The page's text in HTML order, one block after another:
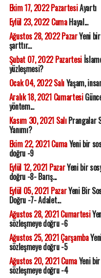
Ekim 17, 2022 PazartesiAyartı
Eylül 23, 2022 CumaHayal...
Ağustos 28, 2022 PazarYeni
şarttır...
Şubat 07, 2022 Pazartesi
yüzleşmesi?
Ocak 04, 2022 SalıYaşam,
Aralık 18, 2021 Cumartesi
yöntem...
Kasım 30, 2021 SalıPrangalar
Yanımı?
Ekim 22, 2021 CumaYeni bir
doğru -9
Eylül 12, 2021 PazarYeni bir
doğru -8- Barış...
Eylül 05, 2021 PazarYeni Bir
Doğru -7- Adalet...
Ağustos 28, 2021 Cumartesi
sözleşmeye doğru -6
Ağustos 25, 2021 Çarşamba
sözleşmeye doğru -5
Ağustos 20, 2021 CumaYeni
sözleşmeye doğru -4